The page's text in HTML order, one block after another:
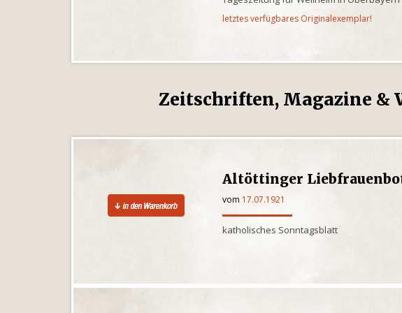
letztes verfügbares Originalexemplar!
Zeitschriften, Magazine &
Altöttinger
vom 17.07.1921
katholisches Sonntagsblatt